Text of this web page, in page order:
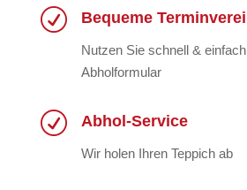
R Bequeme
Nutzen Sie schnell &
Abholformular
R Abhol-Service
Wir holen Ihren Teppich ab